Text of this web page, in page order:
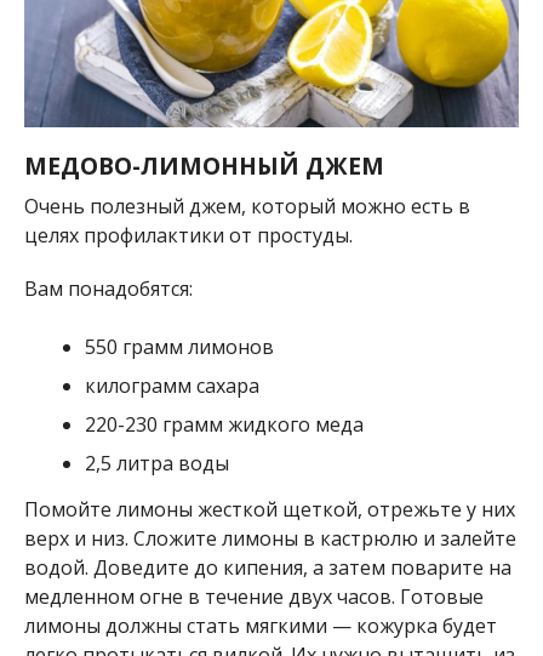
МЕДОВО-ЛИМОННЫЙ ДЖЕМ
Очень полезный джем, который можно есть в
целях профилактики от простуды.
Вам понадобятся:
550 грамм лимонов
килограмм сахара
220-230 грамм жидкого меда
2,5 литра воды
Помойте лимоны жесткой щеткой, отрежьте у них
верх и низ. Сложите лимоны в кастрюлю и залейте
водой. Доведите до кипения, а затем поварите на
медленном огне в течение двух часов. Готовые
лимоны должны стать мягкими — кожурка будет